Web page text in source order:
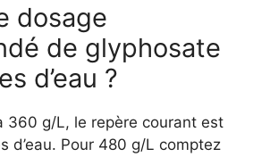
dosage
de glyphosate
d’eau ?
360 g/L, le repère courant est
d’eau. Pour 480 g/L comptez